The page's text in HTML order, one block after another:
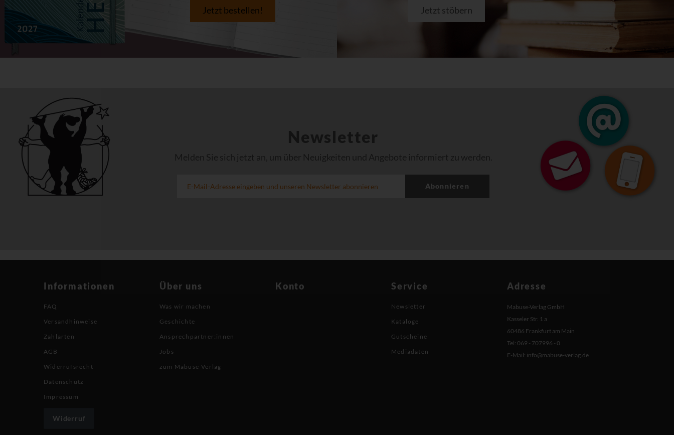
Jetzt bestellen! Jetzt stöbern
Newsletter
Melden Sie sich jetzt an, um über Neuigkeiten und Angebote informiert zu werden.
Abonnieren
Informationen
FAQ
Versandhinweise
Zahlarten
AGB
Widerrufsrecht
Datenschutz
Impressum
Widerruf
Über uns
Was wir machen
Geschichte
Ansprechpartner:innen
Jobs
zum Mabuse-Verlag
Konto Service
Newsletter
Kataloge
Gutscheine
Mediadaten
Adresse
Mabuse-Verlag GmbH
Kasseler Str. 1 a
60486 Frankfurt am Main
Tel: 069 - 707996 - 0
E-Mail: info@mabuse-verlag.de